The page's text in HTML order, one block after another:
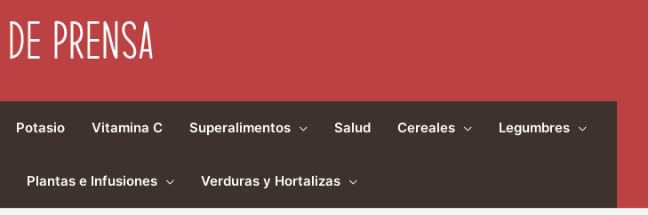
Potasio Vitamina C Superalimentos Salud Cereales Legumbres
Plantas e Infusiones Verduras y Hortalizas